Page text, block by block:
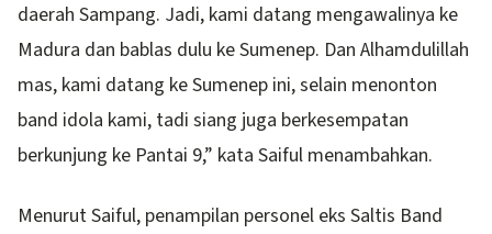
daerah Sampang. Jadi, kami datang mengawalinya ke
Madura dan bablas dulu ke Sumenep. Dan Alhamdulillah
mas, kami datang ke Sumenep ini, selain menonton
band idola kami, tadi siang juga berkesempatan
berkunjung ke Pantai 9,” kata Saiful menambahkan.
Menurut Saiful, penampilan personel eks Saltis Band